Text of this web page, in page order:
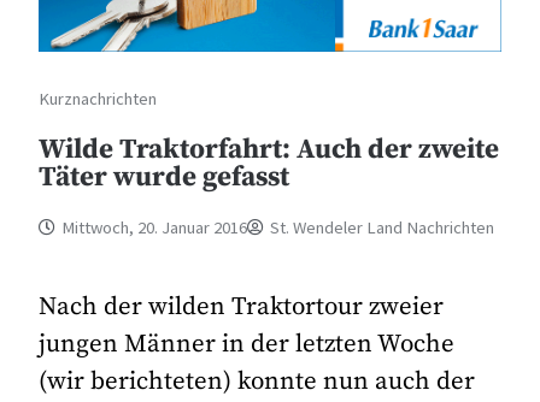
Kurznachrichten
Wilde Traktorfahrt: Auch der zweite
Täter wurde gefasst
Mittwoch, 20. Januar 2016 St. Wendeler Land Nachrichten
Nach der wilden Traktortour zweier
jungen Männer in der letzten Woche
(wir berichteten) konnte nun auch der